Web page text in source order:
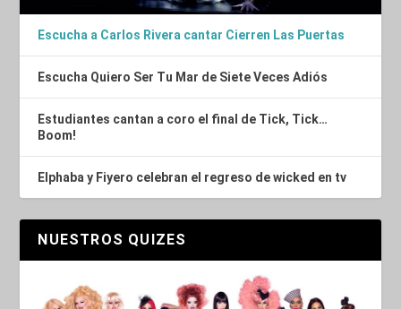
Escucha a Carlos Rivera cantar Cierren Las Puertas
Escucha Quiero Ser Tu Mar de Siete Veces Adiós
Estudiantes cantan a coro el final de Tick, Tick…
Boom!
Elphaba y Fiyero celebran el regreso de wicked en tv
NUESTROS QUIZES